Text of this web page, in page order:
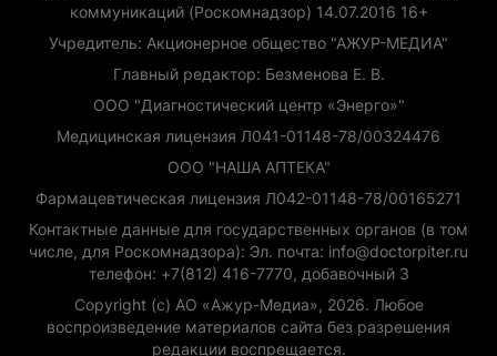
коммуникаций (Роскомнадзор) 14.07.2016 16+
Учредитель: Акционерное общество "АЖУР-МЕДИА"
Главный редактор: Безменова Е. В.
ООО "Диагностический центр «Энерго»"
Медицинская лицензия Л041-01148-78/00324476
ООО "НАША АПТЕКА"
Фармацевтическая лицензия Л042-01148-78/00165271
Контактные данные для государственных органов (в том
числе, для Роскомнадзора): Эл. почта: info@doctorpiter.ru
телефон: +7(812) 416-7770, добавочный 3
Copyright (с) АО «Ажур-Медиа», 2026. Любое
воспроизведение материалов сайта без разрешения
редакции воспрещается.